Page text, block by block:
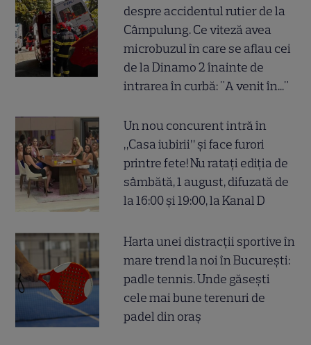
despre accidentul rutier de la
Câmpulung. Ce viteză avea
microbuzul în care se aflau cei
de la Dinamo 2 înainte de
intrarea în curbă: "A venit în..."
Un nou concurent intră în
„Casa iubirii” și face furori
printre fete! Nu ratați ediția de
sâmbătă, 1 august, difuzată de
la 16:00 și 19:00, la Kanal D
Harta unei distracții sportive în
mare trend la noi în București:
padle tennis. Unde găsești
cele mai bune terenuri de
padel din oraș